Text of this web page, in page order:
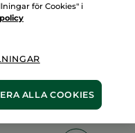
för Cookies" i
ALLA COOKIES